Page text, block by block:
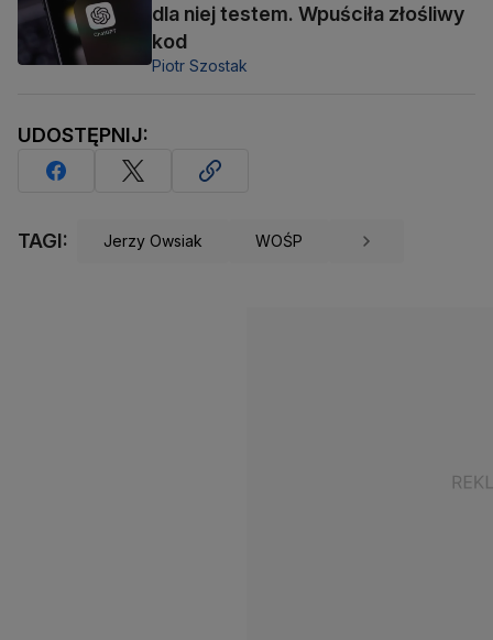
dla niej testem. Wpuściła złośliwy
kod
Piotr Szostak
UDOSTĘPNIJ:
TAGI: Jerzy Owsiak WOŚP